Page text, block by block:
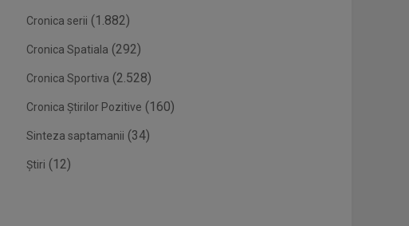
Cronica serii (1.882)
Cronica Spatiala (292)
Cronica Sportiva (2.528)
Cronica Știrilor Pozitive (160)
Sinteza saptamanii (34)
Știri (12)